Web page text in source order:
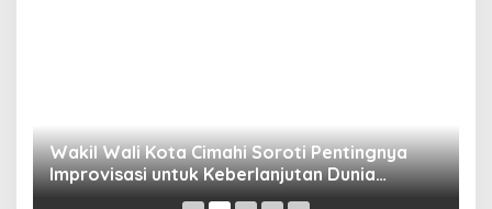
Wakil Wali Kota Cimahi Soroti Pentingnya
Improvisasi untuk Keberlanjutan Dunia
Pendidikan